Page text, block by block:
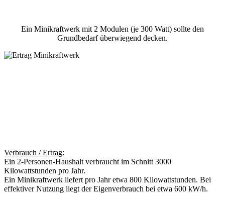
Ein Minikraftwerk mit 2 Modulen (je 300 Watt) sollte den
Grundbedarf überwiegend decken.
Verbrauch / Ertrag:
Ein 2-Personen-Haushalt verbraucht im Schnitt 3000
Kilowattstunden pro Jahr.
Ein Minikraftwerk liefert pro Jahr etwa 800 Kilowattstunden. Bei
effektiver Nutzung liegt der Eigenverbrauch bei etwa 600 kW/h.